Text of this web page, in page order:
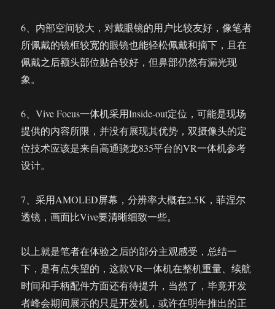
6、内部空间较大，对戴眼镜的用户比较友好，像笔者
所佩戴的镜框较宽的眼镜也能轻松佩戴和摘下，且在
佩戴之后额头部位贴合较好，但鼻部仍然有漏光现
象。
6、Vive Focus一体机采用Inside-out定位，可能是现场
提供的内容所限，并没有展现其优势，双摄像头的定
位技术应该是来自高通骁龙835平台的VR一体机参考
设计。
7、采用AMOLED屏幕，分辨率大概在2.5K，菲涅尔
透镜，画面比Vive要清晰细致一些。
以上就是笔者在体验之后的部分主观感受，总结一
下，是有点失望的，这款VR一体机在整机重量、续航
时间和手柄配件方面还有待提升，当然了，毕竟开发
者峰会期间展示的只是开发机，或许在明年推出的正